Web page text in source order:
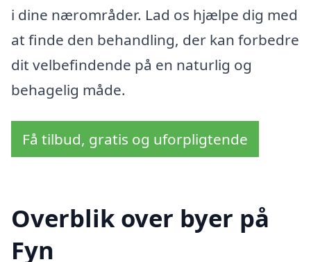
i dine nærområder. Lad os hjælpe dig med
at finde den behandling, der kan forbedre
dit velbefindende på en naturlig og
behagelig måde.
Få tilbud, gratis og uforpligtende
Overblik over byer på
Fyn